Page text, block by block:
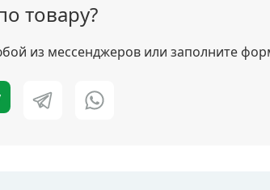
товару?
из мессенджеров или заполните